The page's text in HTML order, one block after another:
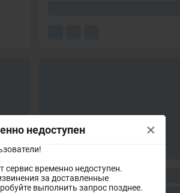
недоступен
временно недоступен.
за доставленные
выполнить запрос позднее.
×